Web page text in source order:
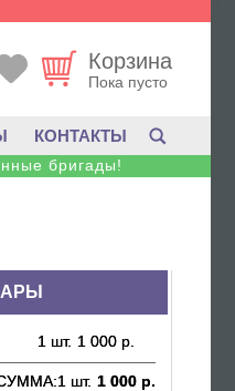
Корзина
Пока пусто
КОНТАКТЫ
бригады!
1 шт. 1 000 р.
1 шт. 1 000 р.